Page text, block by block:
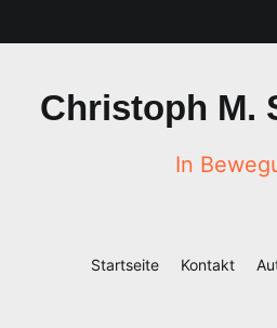
Christoph M.
In
Startseite Kontakt